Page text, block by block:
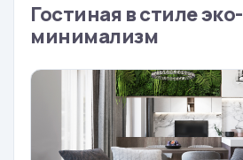
Гостиная в стиле эко-
минимализм